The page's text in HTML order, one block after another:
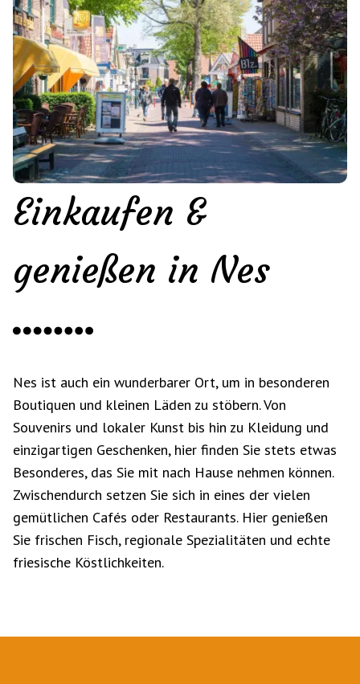
Einkaufen &
genießen in Nes
Nes ist auch ein wunderbarer Ort, um in besonderen
Boutiquen und kleinen Läden zu stöbern. Von
Souvenirs und lokaler Kunst bis hin zu Kleidung und
einzigartigen Geschenken, hier finden Sie stets etwas
Besonderes, das Sie mit nach Hause nehmen können.
Zwischendurch setzen Sie sich in eines der vielen
gemütlichen Cafés oder Restaurants. Hier genießen
Sie frischen Fisch, regionale Spezialitäten und echte
friesische Köstlichkeiten.